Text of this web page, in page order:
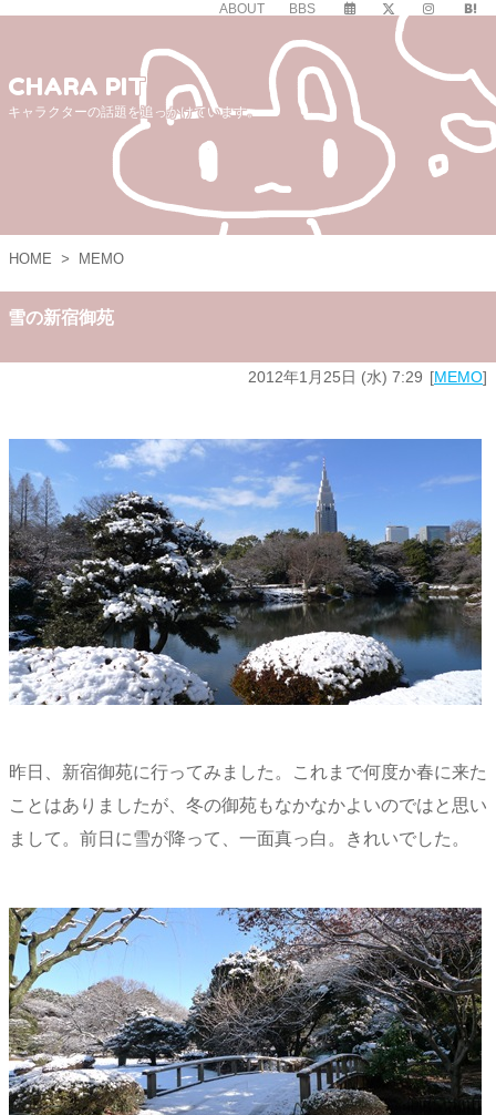
ABOUT BBS
CHARA PIT
キャラクターの話題を追っかけています。
HOME > MEMO
雪の新宿御苑
2012年1月25日 (水) 7:29 MEMO
昨日、新宿御苑に行ってみました。これまで何度か春に来た
ことはありましたが、冬の御苑もなかなかよいのではと思い
まして。前日に雪が降って、一面真っ白。きれいでした。